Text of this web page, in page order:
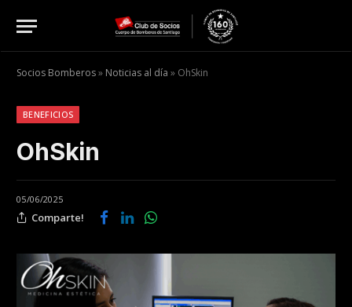
Socios Bomberos» Noticias al día » OhSkin
BENEFICIOS
OhSkin
05/06/2025
Comparte!